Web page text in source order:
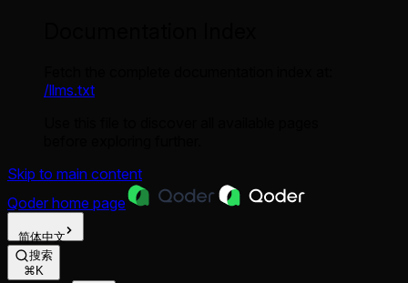
/llms.txt
Skip to main content
Qoder home page
简体中文
搜索
⌘K